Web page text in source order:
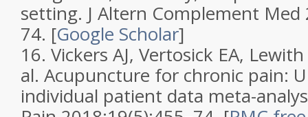
setting. J Altern Complement Med
74. [Google Scholar]
16. Vickers AJ, Vertosick EA,
al. Acupuncture for chronic pain:
individual patient data meta-